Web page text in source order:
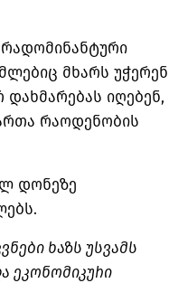
მხარს უჭერენ
იღებენ,
რაოდენობის
დონეზე
ხაზს უსვამს
ეკონომიკური